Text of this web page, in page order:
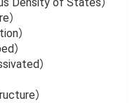
Density of States）
）
）
）
）
）